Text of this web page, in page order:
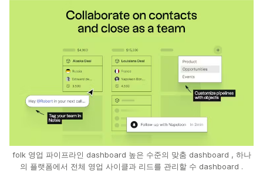
folk 영업 파이프라인 dashboard 높은 수준의 맞춤 dashboard , 하나
의 플랫폼에서 전체 영업 사이클과 리드를 관리할 수 dashboard .